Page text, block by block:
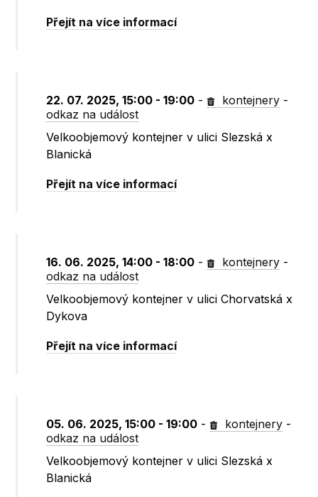
Přejít na více informací
22. 07. 2025, 15:00 - 19:00 - kontejnery -
odkaz na událost
Velkoobjemový kontejner v ulici Slezská x
Blanická
Přejít na více informací
16. 06. 2025, 14:00 - 18:00 - kontejnery -
odkaz na událost
Velkoobjemový kontejner v ulici Chorvatská x
Dykova
Přejít na více informací
05. 06. 2025, 15:00 - 19:00 - kontejnery -
odkaz na událost
Velkoobjemový kontejner v ulici Slezská x
Blanická